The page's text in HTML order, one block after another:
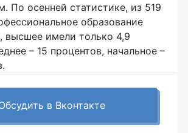
По осенней статистике, из 519
образование
высшее имели только 4,9
– 15 процентов, начальное –
в Вконтакте